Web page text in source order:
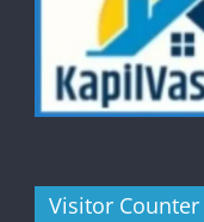
Visitor Counter